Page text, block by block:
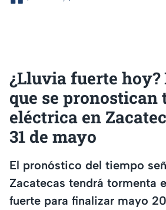
¿Lluvia fuerte hoy?
que se pronostican
eléctrica en
31 de mayo
El pronóstico del tiempo
Zacatecas tendrá tormenta
fuerte para finalizar mayo